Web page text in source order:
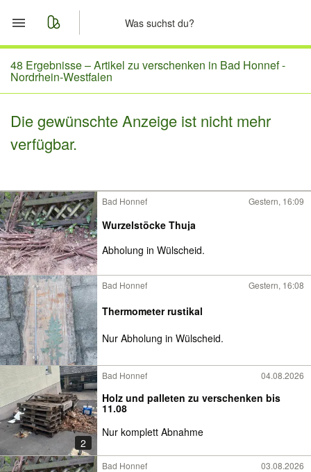
Start
Merkliste
Nachrichten
48 Ergebnisse –Artikel zu verschenken in Bad Honnef -
Nordrhein-Westfalen
Die gewünschte Anzeige ist nicht mehr
verfügbar.
Bad Honnef Gestern, 16:09
Wurzelstöcke Thuja
Abholung in Wülscheid.
Bad Honnef Gestern, 16:08
Thermometer rustikal
Nur Abholung in Wülscheid.
2
Bad Honnef 04.08.2026
Holz und palleten zu verschenken bis
11.08
Nur komplett Abnahme
Bad Honnef 03.08.2026